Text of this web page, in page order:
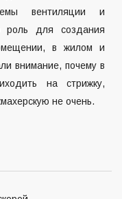
вентиляции и
роль для создания
в жилом и
внимание, почему в
на стрижку,
не очень.